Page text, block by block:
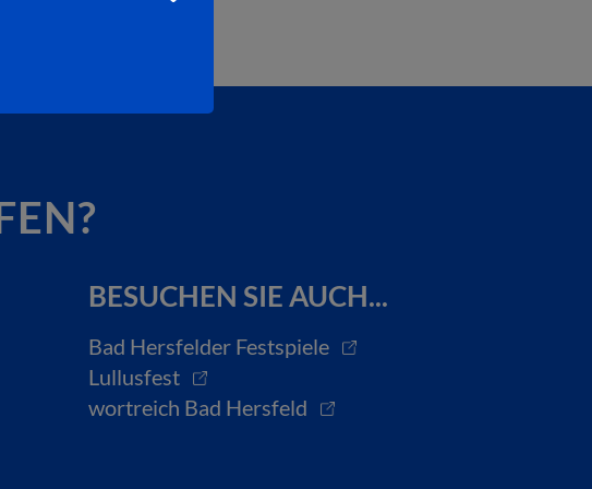
BESUCHEN SIE AUCH...
Bad Hersfelder Festspiele
Lullusfest
wortreich Bad Hersfeld